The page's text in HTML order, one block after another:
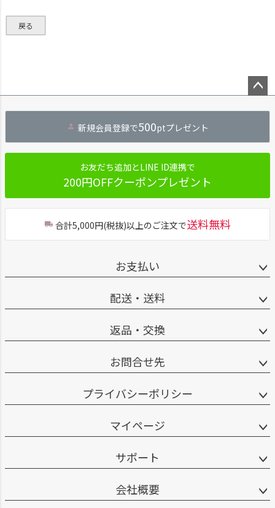
戻る
ジト
へ
新規会員登録で500ptプレゼント
お友だち追加とLINE ID連携で
200円OFFクーポンプレゼント
合計5,000円(税抜)以上のご注文で送料無料
お支払い
配送・送料
返品・交換
お問合せ先
プライバシーポリシー
マイページ
サポート
会社概要